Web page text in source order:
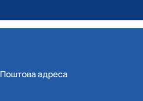
Поштова адреса